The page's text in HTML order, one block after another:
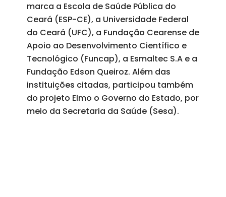
marca a Escola de Saúde Pública do
Ceará (ESP-CE), a Universidade Federal
do Ceará (UFC), a Fundação Cearense de
Apoio ao Desenvolvimento Científico e
Tecnológico (Funcap), a Esmaltec S.A e a
Fundação Edson Queiroz. Além das
instituições citadas, participou também
do projeto Elmo o Governo do Estado, por
meio da Secretaria da Saúde (Sesa).